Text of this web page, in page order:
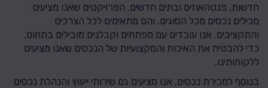
חדשות, פנטהאוזים ובתים חדשים. הפרויקטים שאנו מציעים
מכילים נכסים מכל הסוגים, והם מתאימים לכל הצרכים
והתקציבים. אנו עובדים עם מפתחים וקבלנים מובילים בתחום,
כדי להבטיח את האיכות והמקצועיות של הנכסים שאנו מציעים
ללקוחותינו.
בנוסף למכירת נכסים, אנו מציעים גם שירותי ייעוץ והנהלת נכסים